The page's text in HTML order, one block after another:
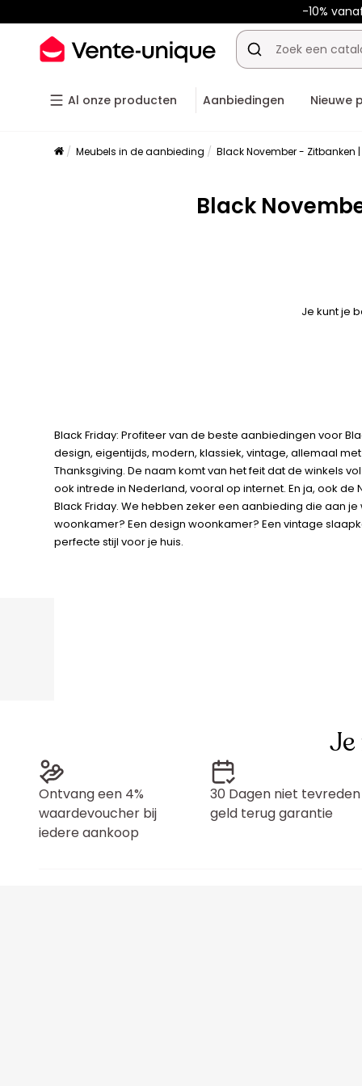
-10%
Al onze producten Aanbiedingen Nieuwe
Meubels in de aanbieding Black November - Zitbanken
Black
Je kunt je
Black Friday: Profiteer van de beste aanbiedingen voor
design, eigentijds, modern, klassiek, vintage, allemaal
Thanksgiving. De naam komt van het feit dat de winkels
ook intrede in Nederland, vooral op internet. En ja, ook
Black Friday. We hebben zeker een aanbieding die aan
woonkamer? Een design woonkamer? Een vintage
perfecte stijl voor je huis.
Ontvang een 4%
waardevoucher bij
iedere aankoop
30 Dagen niet tevreden
geld terug garantie